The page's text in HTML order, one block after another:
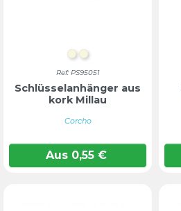
NaturNATUR
Ref: PS95051
Schlüsselanhänger aus
kork Millau
Corcho
Aus0,55 €